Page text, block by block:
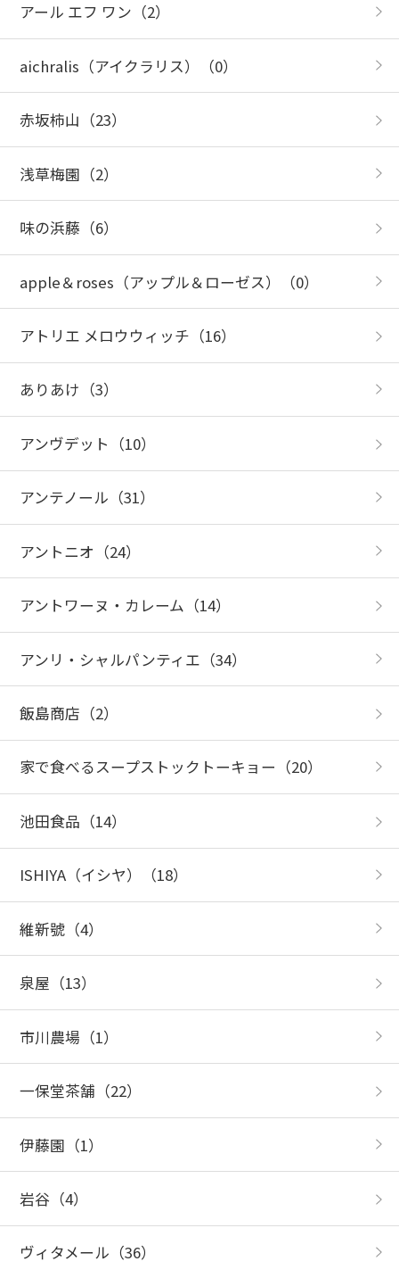
アール エフ ワン （2）
aichralis（アイクラリス） （0）
赤坂柿山 （23）
浅草梅園 （2）
味の浜藤 （6）
apple＆roses（アップル＆ローゼス） （0）
アトリエ メロウウィッチ （16）
ありあけ （3）
アンヴデット （10）
アンテノール （31）
アントニオ （24）
アントワーヌ・カレーム （14）
アンリ・シャルパンティエ （34）
飯島商店 （2）
家で食べるスープストックトーキョー （20）
池田食品 （14）
ISHIYA（イシヤ） （18）
維新號（4）
泉屋 （13）
市川農場 （1）
一保堂茶舗 （22）
伊藤園 （1）
岩谷（4）
ヴィタメール （36）